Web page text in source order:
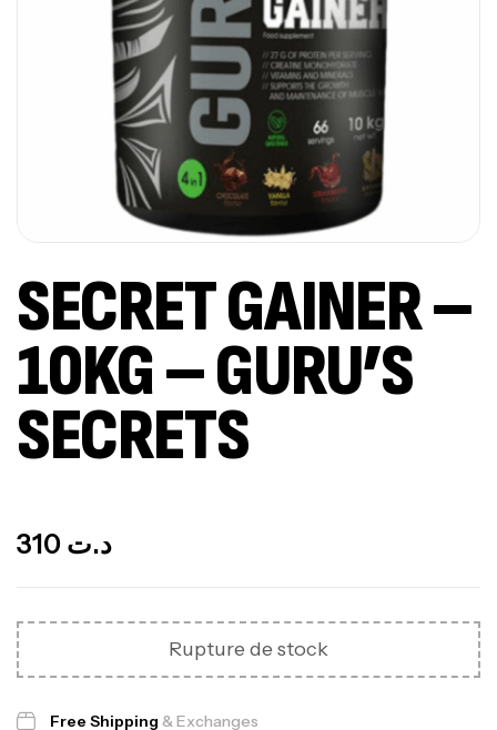
SECRET GAINER –
10KG – GURU’S
SECRETS
د.ت
Rupture de stock
Free Shipping & Exchanges